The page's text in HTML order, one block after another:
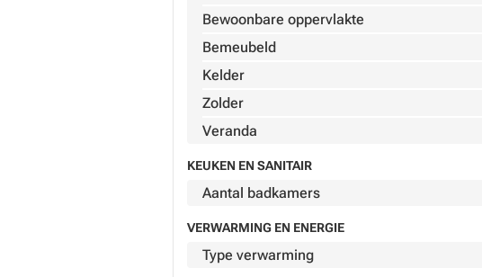
Bewoonbare oppervlakte
Bemeubeld
Kelder
Zolder
Veranda
KEUKEN EN SANITAIR
Aantal badkamers
VERWARMING EN ENERGIE
Type verwarming